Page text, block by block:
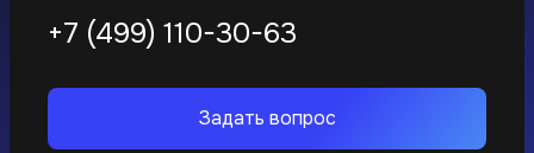
+7 (499) 110-30-63
Задать вопрос